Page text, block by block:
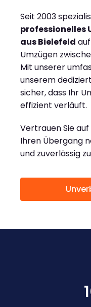
Seit 2003
professionelles
aus Bielefeld
Umzügen
Mit unserer
unserem
sicher, dass Ihr
effizient verläuft.
Vertrauen Sie auf
Ihren Übergang
und zuverlässig